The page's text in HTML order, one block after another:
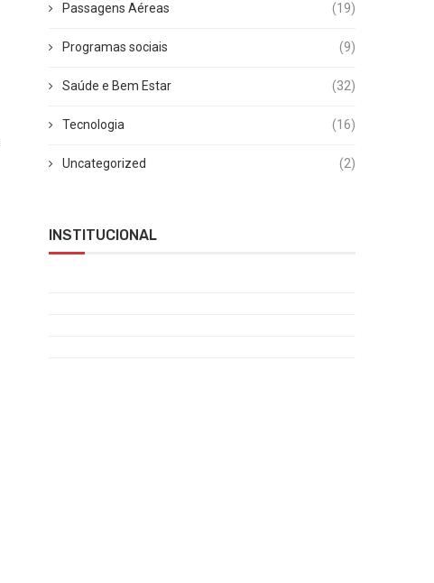
Passagens Aéreas (19)
Programas sociais (9)
Saúde e Bem Estar (32)
Tecnologia (16)
Uncategorized (2)
INSTITUCIONAL